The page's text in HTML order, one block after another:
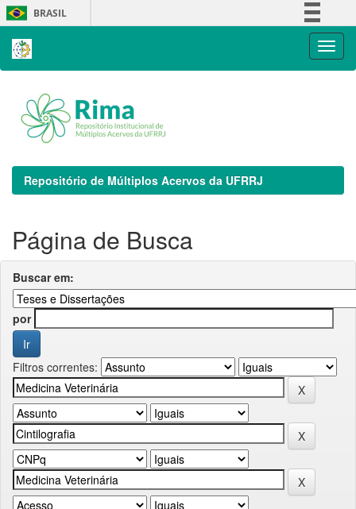
Skip
navigation
BRASIL
Repositório de Múltiplos Acervos da UFRRJ
Página de Busca
Buscar em:
por
Filtros correntes: